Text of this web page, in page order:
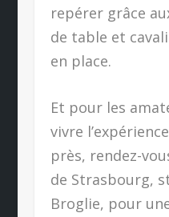
repérer grâce
de table et
en place.
Et pour les
vivre
près, rendez-
de Strasbourg,
Broglie, pour